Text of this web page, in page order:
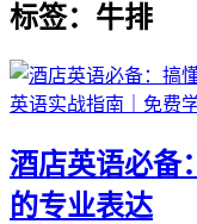
标签：牛排
酒店英语必备
的专业表达